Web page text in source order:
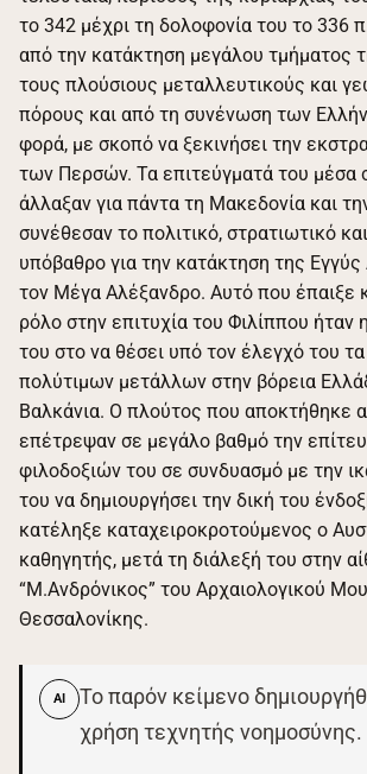
το 342 μέχρι τη δολοφονία του το 336
από την κατάκτηση μεγάλου τμήματος
τους πλούσιους μεταλλευτικούς και
πόρους και από τη συνένωση των
φορά, με σκοπό να ξεκινήσει την
των Περσών. Τα επιτεύγματά του μέσα
άλλαξαν για πάντα τη Μακεδονία και
συνέθεσαν το πολιτικό, στρατιωτικό
υπόβαθρο για την κατάκτηση της
τον Μέγα Αλέξανδρο. Αυτό που έπαιξε
ρόλο στην επιτυχία του Φιλίππου ήταν
του στο να θέσει υπό τον έλεγχό του
πολύτιμων μετάλλων στην βόρεια
Βαλκάνια. Ο πλούτος που αποκτήθηκε
επέτρεψαν σε μεγάλο βαθμό την
φιλοδοξιών του σε συνδυασμό με την
του να δημιουργήσει την δική του
κατέληξε καταχειροκροτούμενος ο
καθηγητής, μετά τη διάλεξή του στην
“Μ.Ανδρόνικος” του Αρχαιολογικού
Θεσσαλονίκης.
AI
Το παρόν κείμενο
χρήση τεχνητής νοημοσύνης.